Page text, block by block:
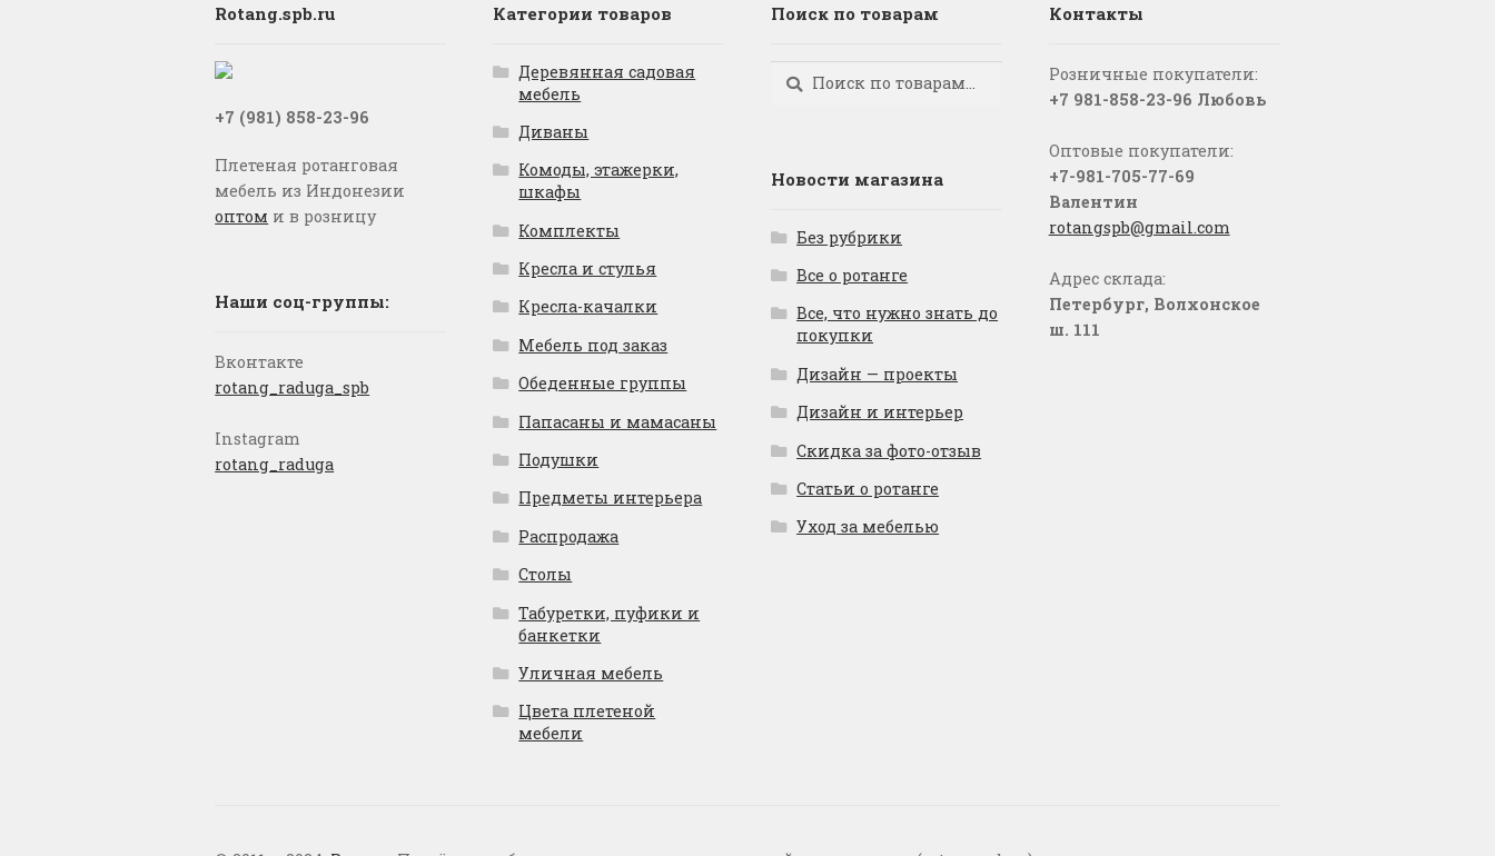
Rotang.spb.ru
+7 (981) 858-23-96
Плетеная ротанговая
мебель из Индонезии
оптом и в розницу
Наши соц-группы:
Вконтакте
rotang_raduga_spb
Instagram
rotang_raduga
Категории товаров
Деревянная садовая
мебель
Диваны
Комоды, этажерки,
шкафы
Комплекты
Кресла и стулья
Кресла-качалки
Мебель под заказ
Обеденные группы
Папасаны и мамасаны
Подушки
Предметы интерьера
Распродажа
Столы
Табуретки, пуфики и
банкетки
Уличная мебель
Цвета плетеной
мебели
Поиск по товарам
Искать:
Поиск
Новости магазина
Без рубрики
Все о ротанге
Все, что нужно знать до
покупки
Дизайн — проекты
Дизайн и интерьер
Скидка за фото-отзыв
Статьи о ротанге
Уход за мебелью
Контакты
Розничные покупатели:
+7 981-858-23-96 Любовь
Оптовые покупатели:
+7-981-705-77-69
Валентин
rotangspb@gmail.com
Адрес склада:
Петербург, Волхонское
ш. 111